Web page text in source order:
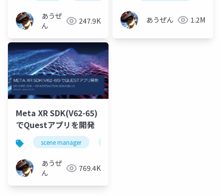
あうぜ
ん
247.9K あうぜん 1.2M
Meta XR SDK(V62-65)
でQuestアプリを開発
scene manager
あうぜ
ん
769.4K